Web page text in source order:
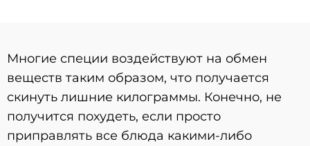
Многие специи воздействуют на обмен
веществ таким образом, что получается
скинуть лишние килограммы. Конечно, не
получится похудеть, если просто
приправлять все блюда какими-либо